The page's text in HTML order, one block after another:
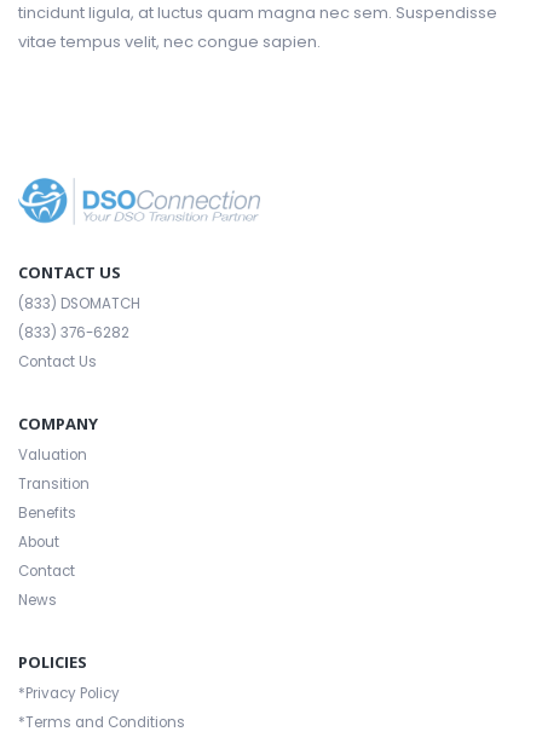
tincidunt ligula, at luctus quam magna nec sem. Suspendisse
vitae tempus velit, nec congue sapien.
CONTACT US
(833) DSOMATCH
(833) 376-6282
Contact Us
COMPANY
Valuation
Transition
Benefits
About
Contact
News
POLICIES
*Privacy Policy
*Terms and Conditions